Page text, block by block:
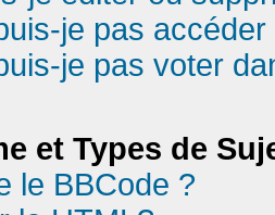
je pas
je pas voter
et Types de
le BBCode ?